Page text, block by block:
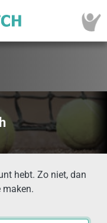
hebt. Zo niet, dan
maken.